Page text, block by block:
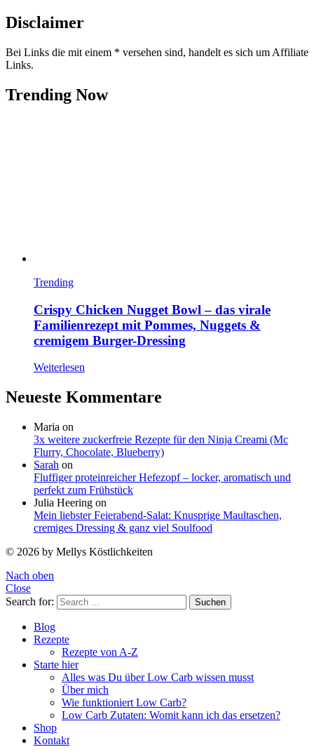
Disclaimer
Bei Links die mit einem * versehen sind, handelt es sich um Affiliate
Links.
Trending Now
Trending
Crispy Chicken Nugget Bowl – das virale
Familienrezept mit Pommes, Nuggets &
cremigem Burger-Dressing
Weiterlesen
Neueste Kommentare
Maria on
3x weitere zuckerfreie Rezepte für den Ninja Creami (Mc
Flurry, Chocolate, Blueberry)
Sarah on
Fluffiger proteinreicher Hefezopf – locker, aromatisch und
perfekt zum Frühstück
Julia Heering on
Mein liebster Feierabend-Salat: Knusprige Maultaschen,
cremiges Dressing & ganz viel Soulfood
© 2026 by Mellys Köstlichkeiten
Nach oben
Close
Search for:
Suchen
Blog
Rezepte
Rezepte von A-Z
Starte hier
Alles was Du über Low Carb wissen musst
Über mich
Wie funktioniert Low Carb?
Low Carb Zutaten: Womit kann ich das ersetzen?
Shop
Kontakt